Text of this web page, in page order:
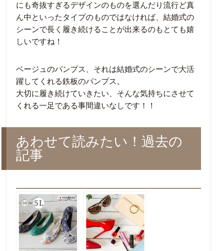
にも奇抜すぎるデザインのものを選んだり流行ど真
ん中といったタイプのものではなければ、結婚式の
シーンで長く履き続けることが出来るのもとても嬉
しいですね！
ベージュのパンプス、それは結婚式のシーンで大活
躍してくれる鉄板のパンプス。
大切に履き続けていきたい、そんな気持ちにさせて
くれる一足である事間違いなしです！！
あわせて読みたい！過去の
記事